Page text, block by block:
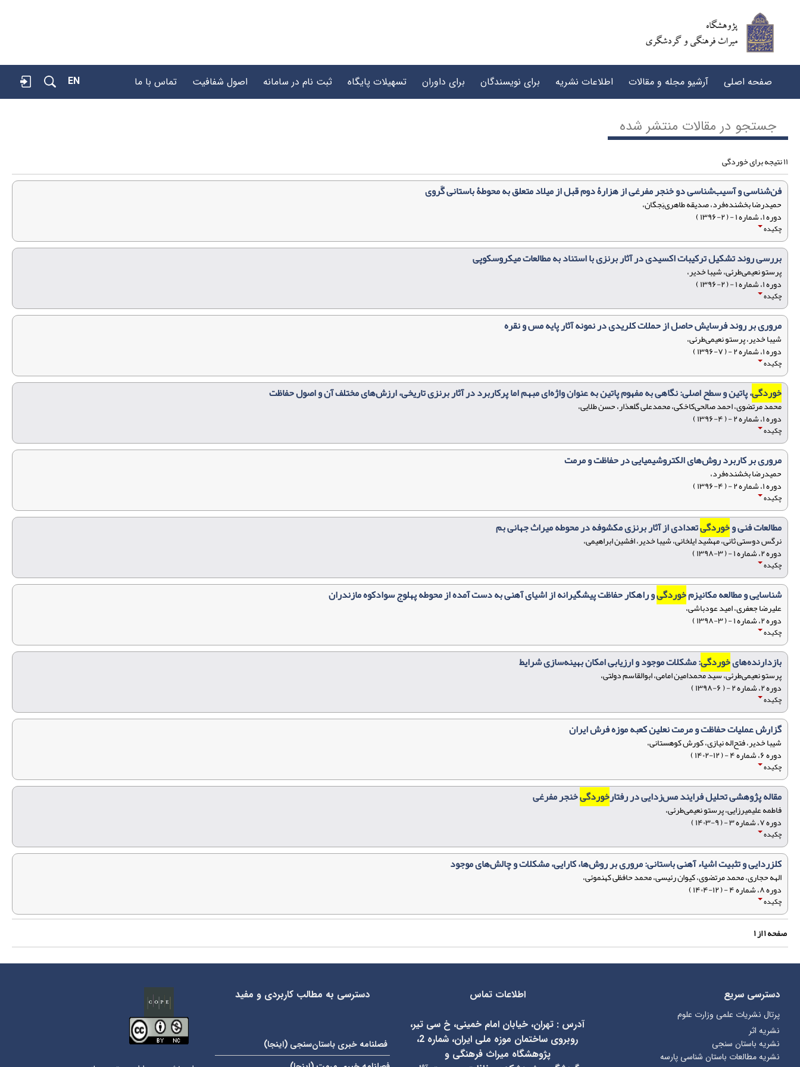
صفحه اصلی آرشیو مجله و مقالات اطلاعات نشریه برای نویسندگان برای داوران تسهیلات پایگاه ثبت نام در سامانه اصول شفافیت تماس با ما EN
جستجو در مقالات منتشر شده
۱۱ نتیجه برای خوردگی
فن‌شناسی و آسیب‌شناسی دو خنجر مفرغی از هزارۀ دوم قبل از میلاد متعلق به محوطۀ باستانی گَروی
حمیدرضا بخشنده‌فرد، صدیقه طاهری‌بَجگان،
دوره ۱، شماره ۱ - ( ۲-۱۳۹۶ )
چکیده
بررسی روند تشکیل ترکیبات اکسیدی در آثار برنزی با استناد به مطالعات میکروسکوپی
پرستو نعیمی‌طرئی، شیبا خدیر،
دوره ۱، شماره ۱ - ( ۲-۱۳۹۶ )
چکیده
مروری بر روند فرسایش حاصل از حملات کلریدی در نمونه آثار پایه مس و نقره
شیبا خدیر، پرستو نعیمی‌طرئی،
دوره ۱، شماره ۲ - ( ۷-۱۳۹۶ )
چکیده
خوردگی، پاتین و سطح اصلی: نگاهی به مفهوم پاتین به عنوان واژه‌ای مبهم اما پرکاربرد در آثار برنزی تاریخی، ارزش‌های مختلف آن و اصول حفاظت
محمد مرتضوی، احمد صالحی‌کاخکی، محمدعلی گلعذار، حسن طلایی،
دوره ۱، شماره ۲ - ( ۴-۱۳۹۶ )
چکیده
مروری بر کاربرد روش‌های الکتروشیمیایی در حفاظت و مرمت
حمیدرضا بخشنده‌فرد،
دوره ۱، شماره ۲ - ( ۴-۱۳۹۶ )
چکیده
مطالعات فنی وخوردگیتعدادی از آثار برنزی مکشوفه در محوطه میراث جهانی بم
نرگس دوستی ثانی، مهشید ایلخانی، شیبا خدیر، افشین ابراهیمی،
دوره ۲، شماره ۱ - ( ۳-۱۳۹۸ )
چکیده
شناسایی و مطالعه مکانیزمخوردگیو راهکار حفاظت پیشگیرانه از اشیای آهنی به دست آمده از محوطه پهلوج سوادکوه مازندران
علیرضا جعفری، امید عودباشی،
دوره ۲، شماره ۱ - ( ۳-۱۳۹۸ )
چکیده
بازدارنده‌هایخوردگی: مشکلات موجود و ارزیابی امکان بهینه‌سازی شرایط
پرستو نعیمی‌طرئی، سید محمدامین امامی، ابوالقاسم دولتی،
دوره ۲، شماره ۲ - ( ۶-۱۳۹۸ )
چکیده
گزارش عملیات حفاظت و مرمت نعلین کعبه موزه فرش ایران
شیبا خدیر، فتح‌اله نیازی، کورش کوهستانی،
دوره ۶، شماره ۴ - ( ۱۲-۱۴۰۲ )
چکیده
مقاله پژوهشی تحلیل فرایند مس‌زدایی در رفتارخوردگیخنجر مفرغی
فاطمه علیمیرزایی، پرستو نعیمی‌طرئی،
دوره ۷، شماره ۳ - ( ۹-۱۴۰۳ )
چکیده
کلزردایی و تثبیت اشیاء آهنی باستانی: مروری بر روش‌ها، کارایی، مشکلات و چالش‌های موجود
الهه حجاری، محمد مرتضوی، کیوان رئیسی، محمد حافظی کهنموئی،
دوره ۸، شماره ۴ - ( ۱۲-۱۴۰۴ )
چکیده
صفحه۱از۱
دسترسی سریع
پرتال نشریات علمی وزارت علوم
نشریه اثر
نشریه باستان سنجی
نشریه مطالعات باستان شناسی پارسه
اطلاعات تماس
آدرس : تهران، خیابان امام خمینی، خ سی تیر،
روبروی ساختمان موزه ملی ایران، شماره 2،
پژوهشگاه میراث فرهنگی و
دسترسی به مطالب کاربردی و مفید
فصلنامه خبری باستان‌سنجی (اینجا)